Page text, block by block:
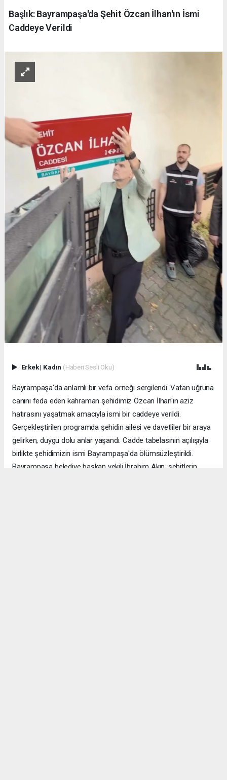
Başlık: Bayrampaşa'da Şehit Özcan İlhan'ın İsmi
Caddeye Verildi
Erkek| Kadın (Haberi Sesli Oku)
Bayrampaşa'da anlamlı bir vefa örneği sergilendi. Vatan uğruna
canını feda eden kahraman şehidimiz Özcan İlhan'ın aziz
hatırasını yaşatmak amacıyla ismi bir caddeye verildi.
Gerçekleştirilen programda şehidin ailesi ve davetliler bir araya
gelirken, duygu dolu anlar yaşandı. Cadde tabelasının açılışıyla
birlikte şehidimizin ismi Bayrampaşa'da ölümsüzleştirildi.
Bayrampaşa belediye başkan vekili İbrahim Akın, şehitlerin